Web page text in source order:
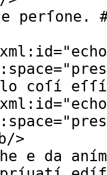
perſone.
="
="
coſí
="
="
/>
e da